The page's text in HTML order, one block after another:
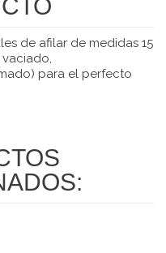
de afilar de medidas 15
para el perfecto